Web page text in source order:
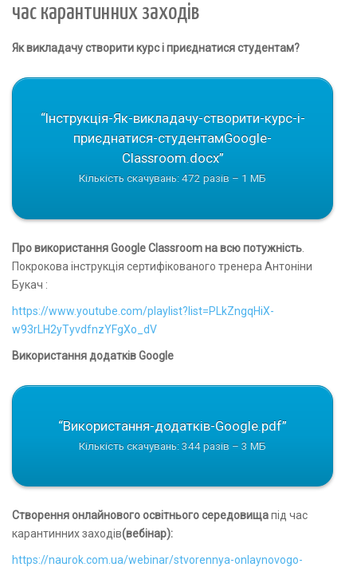
час карантинних заходів
Як викладачу створити курсі приєднатися студентам?
“Інструкція-Як-викладачу-створити-курс-і-
приєднатися-студентамGoogle-
Classroom.docx”
Кількість скачувань: 472 разів – 1 МБ
Про використання Google Classroom на всю потужність
Покрокова інструкція сертифікованого тренера Антоніни
Букач :
https://www.youtube.com/playlist?list=PLkZngqHiX-
w93rLH2yTyvdfnzYFgXo_dV
Використання додатків Google
“Використання-додатків-Google.pdf”
Кількість скачувань: 344 разів – 3 МБ
Створення онлайнового освітнього середовищапід час
карантинних заходів(вебінар):
https://naurok.com.ua/webinar/stvorennya-onlaynovogo-